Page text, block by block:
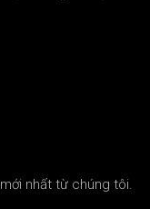
nhất từ chúng tôi.